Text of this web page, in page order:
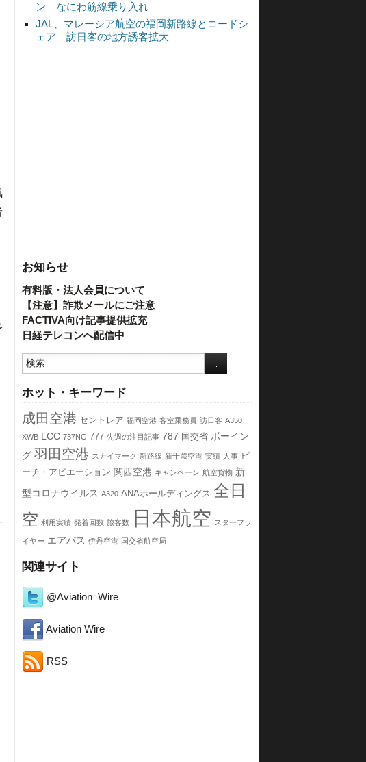
ン なにわ筋線乗り入れ
JAL、マレーシア航空の福岡新路線とコードシ
ェア 訪日客の地方誘客拡大
お知らせ
有料版・法人会員について
【注意】詐欺メールにご注意
FACTIVA向け記事提供拡充
日経テレコンへ配信中
ホット・キーワード
成田空港 セントレア 福岡空港 客室乗務員 訪日客 A350
XWB LCC 737NG 777 先週の注目記事 787 国交省 ボーイン
グ 羽田空港 スカイマーク 新路線 新千歳空港 実績 人事 ピ
ーチ・アビエーション 関西空港 キャンペーン 航空貨物 新
型コロナウイルス A320 ANAホールディングス 全日
空 利用実績 発着回数 旅客数 日本航空 スターフラ
イヤー エアバス 伊丹空港 国交省航空局
関連サイト
@Aviation_Wire
Aviation Wire
RSS